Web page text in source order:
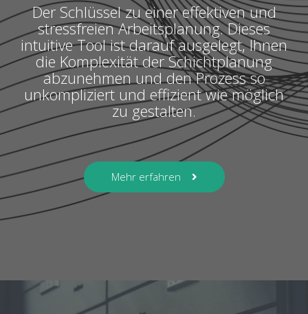
Der Schlüssel zu einer effektiven und
stressfreien Arbeitsplanung. Dieses
intuitive Tool ist darauf ausgelegt, Ihnen
die Komplexität der Schichtplanung
abzunehmen und den Prozess so
unkompliziert und effizient wie möglich
zu gestalten.
Mehr erfahren